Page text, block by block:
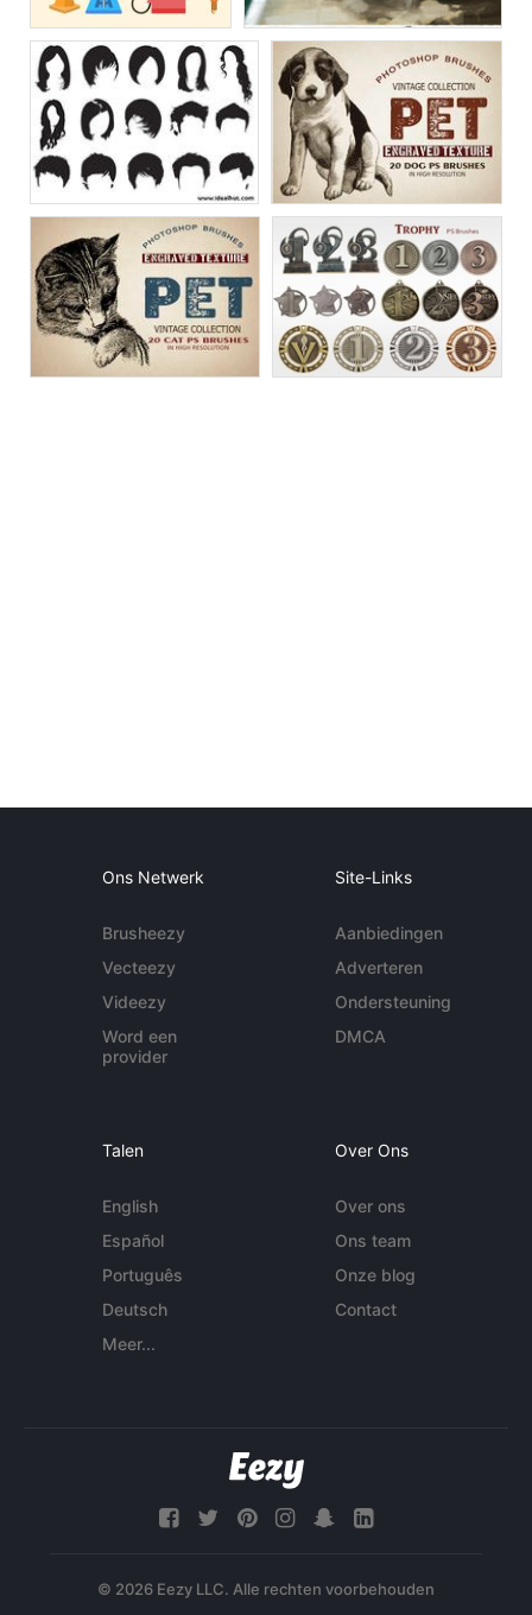
Ons Netwerk
Brusheezy
Vecteezy
Videezy
Word een
provider
Site-Links
Aanbiedingen
Adverteren
Ondersteuning
DMCA
Talen
English
Español
Português
Deutsch
Meer...
Over Ons
Over ons
Ons team
Onze blog
Contact
© 2026 Eezy LLC. Alle rechten voorbehouden